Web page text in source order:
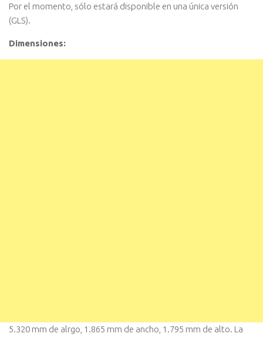
Por el momento, sólo estará disponible en una única versión
(GLS).
Dimensiones:
5.320 mm de alrgo, 1.865 mm de ancho, 1.795 mm de alto. La